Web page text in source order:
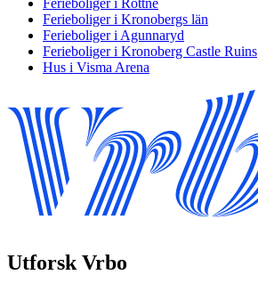
Ferieboliger i Kronobergs län
Ferieboliger i Agunnaryd
Ferieboliger i Kronoberg Castle Ruins
Hus i Visma Arena
Utforsk Vrbo